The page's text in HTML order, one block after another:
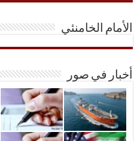
الأمام الخامنئي
أخبار في صور